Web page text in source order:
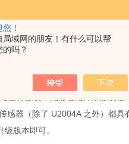
！
局域网的朋友！有什么可以帮
的吗？
感器-软件
BenchVue 软件的支持。 使
BV0007B 功率计/传感器控制
进行触发，无需使用外部触发
感器（除了 U2004A 之外）都
版本即可。